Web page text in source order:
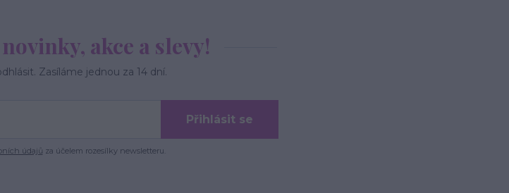
akce a slevy!
Zasíláme jednou za 14 dní.
Přihlásit se
údajů za účelem rozesílky newsletteru.